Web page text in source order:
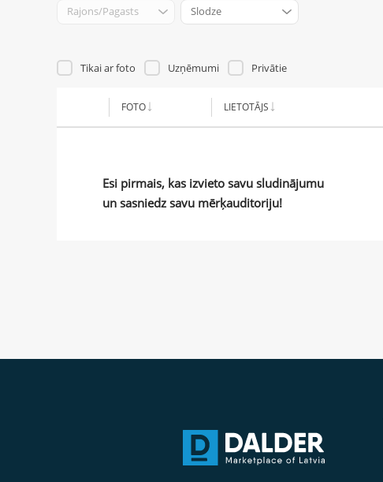
Rajons/Pagasts Slodze
Tikai ar foto Uzņēmumi Privātie
FOTO LIETOTĀJS
Esi pirmais, kas izvieto savu sludinājumu
un sasniedz savu mērķauditoriju!